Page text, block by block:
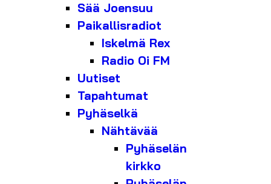
Sää Joensuu
Paikallisradiot
Iskelmä Rex
Radio Oi FM
Uutiset
Tapahtumat
Pyhäselkä
Nähtävää
Pyhäselän
kirkko